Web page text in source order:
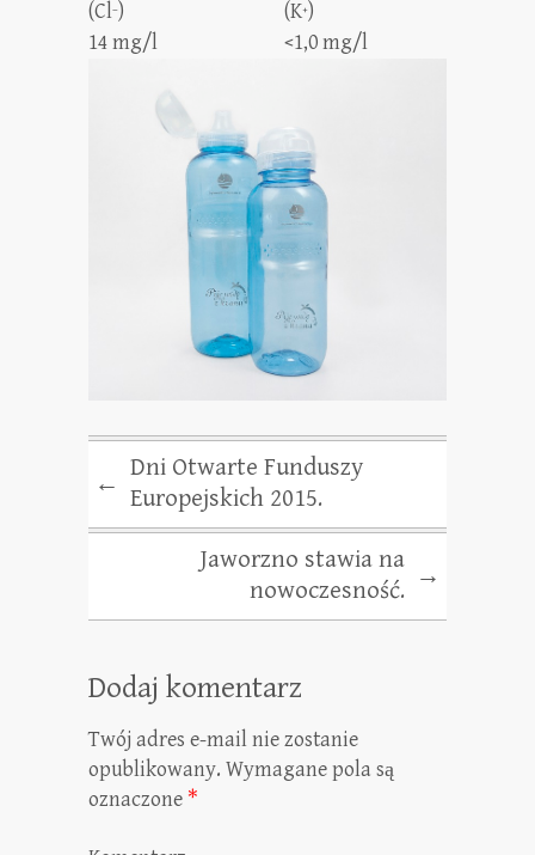
(Cl–)
14 mg/l
(K+)
<1,0 mg/l
←
Dni Otwarte Funduszy
Europejskich 2015.
Jaworzno stawia na
nowoczesność. →
Dodaj komentarz
Twój adres e-mail nie zostanie
opublikowany. Wymagane pola są
oznaczone *